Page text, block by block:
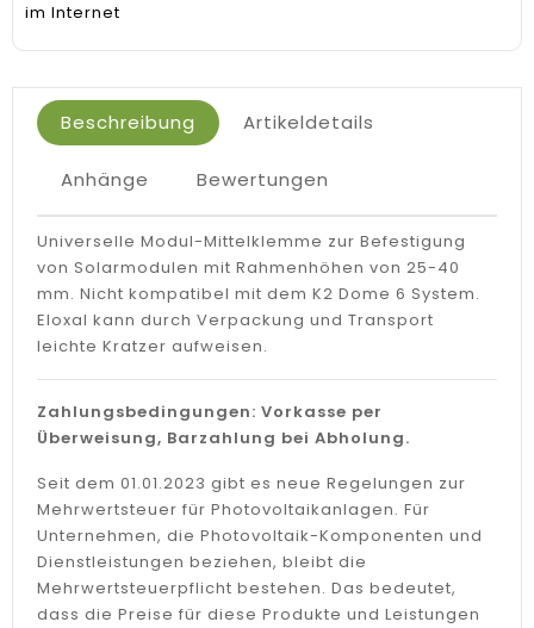
im Internet
Beschreibung Artikeldetails
Anhänge Bewertungen
Universelle Modul-Mittelklemme zur Befestigung
von Solarmodulen mit Rahmenhöhen von 25-40
mm. Nicht kompatibel mit dem K2 Dome 6 System.
Eloxal kann durch Verpackung und Transport
leichte Kratzer aufweisen.
Zahlungsbedingungen: Vorkasse per
Überweisung, Barzahlung bei Abholung.
Seit dem 01.01.2023 gibt es neue Regelungen zur
Mehrwertsteuer für Photovoltaikanlagen. Für
Unternehmen, die Photovoltaik-Komponenten und
Dienstleistungen beziehen, bleibt die
Mehrwertsteuerpflicht bestehen. Das bedeutet,
dass die Preise für diese Produkte und Leistungen